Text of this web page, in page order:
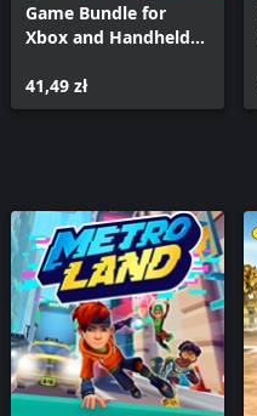
Game Bundle for
Xbox and Handheld
41,49 zł